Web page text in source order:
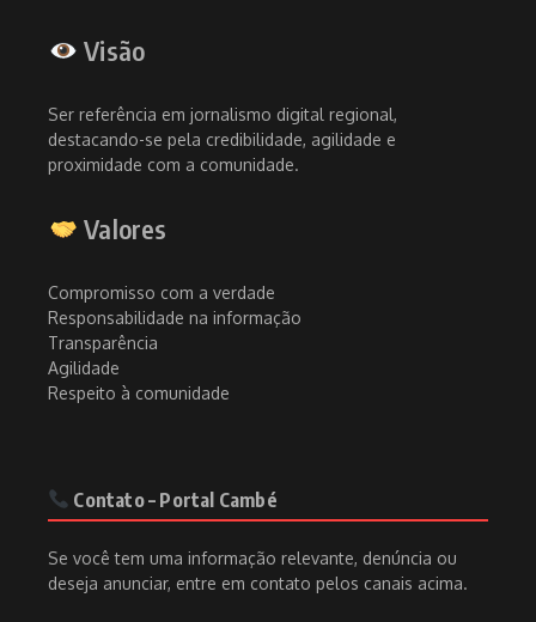
Visão
Ser referência em jornalismo digital regional,
destacando-se pela credibilidade, agilidade e
proximidade com a comunidade.
Valores
Compromisso com a verdade
Responsabilidade na informação
Transparência
Agilidade
Respeito à comunidade
Contato – Portal Cambé
Se você tem uma informação relevante, denúncia ou
deseja anunciar, entre em contato pelos canais acima.